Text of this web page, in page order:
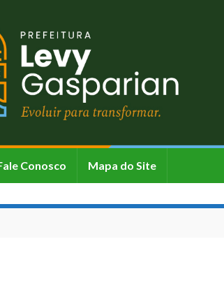
Conosco Mapa do Site